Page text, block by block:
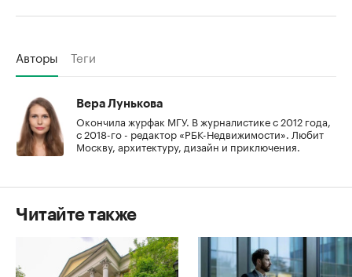
Авторы Теги
Вера Лунькова
Окончила журфак МГУ. В журналистике с 2012 года,
с 2018-го - редактор «РБК-Недвижимости». Любит
Москву, архитектуру, дизайн и приключения.
Читайте также